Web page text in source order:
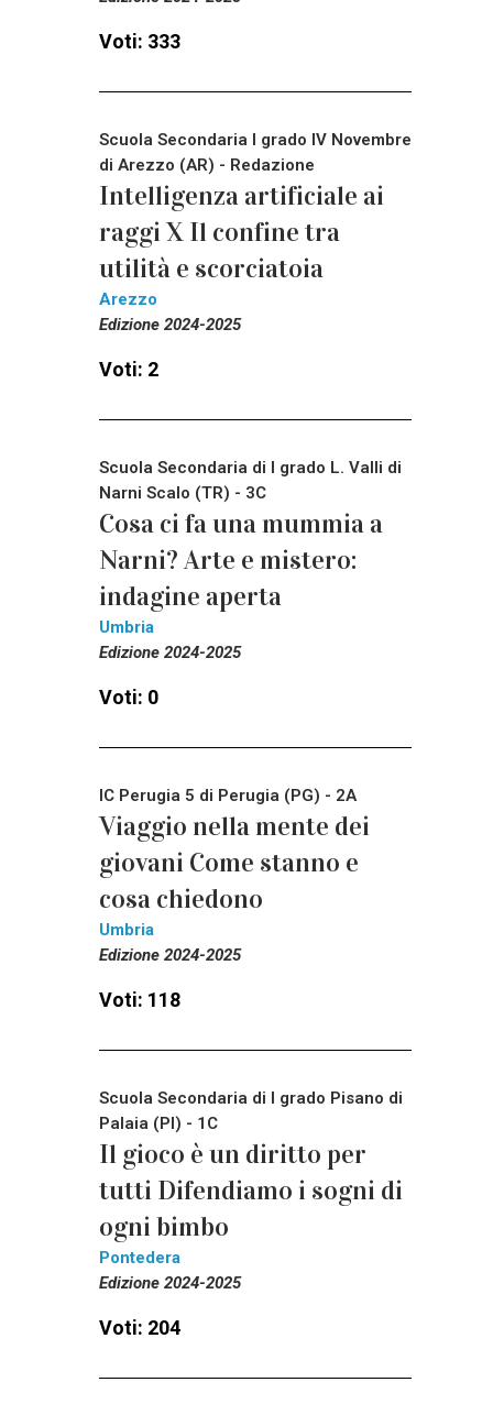
Voti: 333
Scuola Secondaria I grado IV Novembre
di Arezzo (AR) - Redazione
Intelligenza artificiale ai
raggi X Il confine tra
utilità e scorciatoia
Arezzo
Edizione 2024-2025
Voti: 2
Scuola Secondaria di I grado L. Valli di
Narni Scalo (TR) - 3C
Cosa ci fa una mummia a
Narni? Arte e mistero:
indagine aperta
Umbria
Edizione 2024-2025
Voti: 0
IC Perugia 5 di Perugia (PG) - 2A
Viaggio nella mente dei
giovani Come stanno e
cosa chiedono
Umbria
Edizione 2024-2025
Voti: 118
Scuola Secondaria di I grado Pisano di
Palaia (PI) - 1C
Il gioco è un diritto per
tutti Difendiamo i sogni di
ogni bimbo
Pontedera
Edizione 2024-2025
Voti: 204